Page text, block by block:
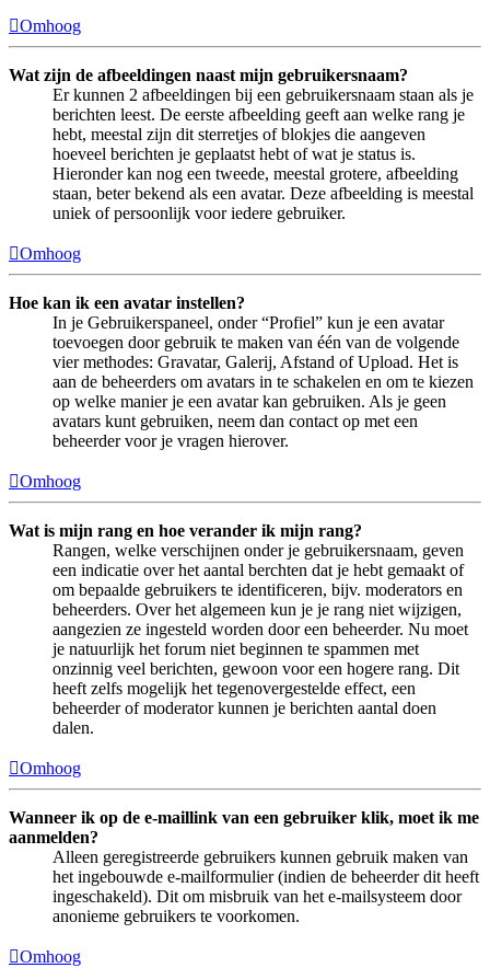
Omhoog
Wat zijn de afbeeldingen naast mijn gebruikersnaam?
Er kunnen 2 afbeeldingen bij een gebruikersnaam staan als je
berichten leest. De eerste afbeelding geeft aan welke rang je
hebt, meestal zijn dit sterretjes of blokjes die aangeven
hoeveel berichten je geplaatst hebt of wat je status is.
Hieronder kan nog een tweede, meestal grotere, afbeelding
staan, beter bekend als een avatar. Deze afbeelding is meestal
uniek of persoonlijk voor iedere gebruiker.
Omhoog
Hoe kan ik een avatar instellen?
In je Gebruikerspaneel, onder “Profiel” kun je een avatar
toevoegen door gebruik te maken van één van de volgende
vier methodes: Gravatar, Galerij, Afstand of Upload. Het is
aan de beheerders om avatars in te schakelen en om te kiezen
op welke manier je een avatar kan gebruiken. Als je geen
avatars kunt gebruiken, neem dan contact op met een
beheerder voor je vragen hierover.
Omhoog
Wat is mijn rang en hoe verander ik mijn rang?
Rangen, welke verschijnen onder je gebruikersnaam, geven
een indicatie over het aantal berchten dat je hebt gemaakt of
om bepaalde gebruikers te identificeren, bijv. moderators en
beheerders. Over het algemeen kun je je rang niet wijzigen,
aangezien ze ingesteld worden door een beheerder. Nu moet
je natuurlijk het forum niet beginnen te spammen met
onzinnig veel berichten, gewoon voor een hogere rang. Dit
heeft zelfs mogelijk het tegenovergestelde effect, een
beheerder of moderator kunnen je berichten aantal doen
dalen.
Omhoog
Wanneer ik op de e-maillink van een gebruiker klik, moet ik me
aanmelden?
Alleen geregistreerde gebruikers kunnen gebruik maken van
het ingebouwde e-mailformulier (indien de beheerder dit heeft
ingeschakeld). Dit om misbruik van het e-mailsysteem door
anonieme gebruikers te voorkomen.
Omhoog